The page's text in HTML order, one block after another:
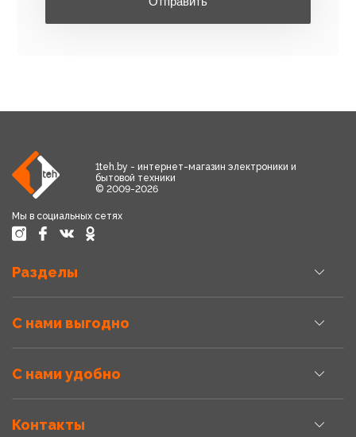
1teh.by - интернет-магазин электроники и
бытовой техники
© 2009-2026
Мы в социальных сетях
Разделы
С нами выгодно
С нами удобно
Контакты